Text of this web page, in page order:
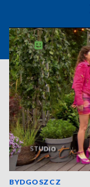
BYDGOSZCZ